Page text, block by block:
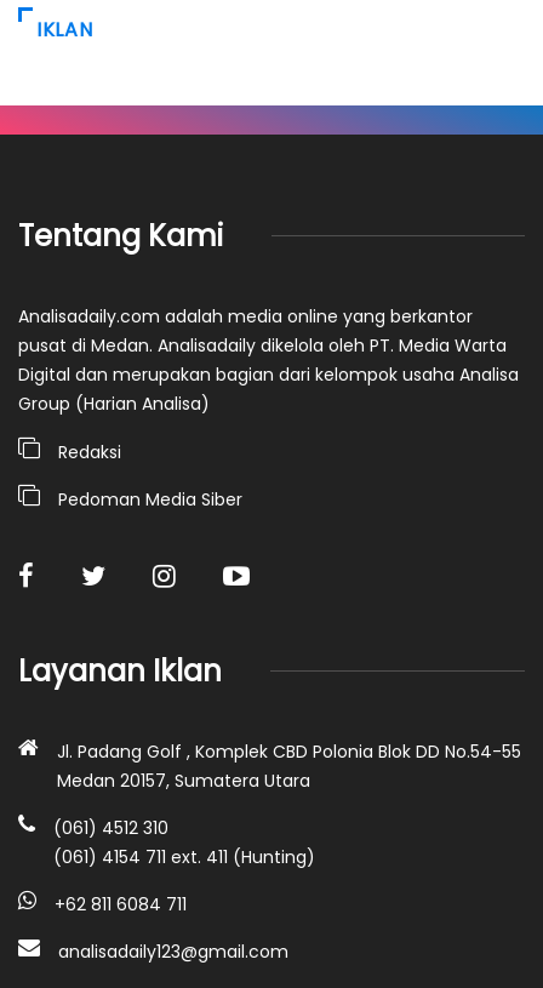
IKLAN
Tentang Kami
Analisadaily.com adalah media online yang berkantor
pusat di Medan. Analisadaily dikelola oleh PT. Media Warta
Digital dan merupakan bagian dari kelompok usaha Analisa
Group (Harian Analisa)
Redaksi
Pedoman Media Siber
Layanan Iklan
Jl. Padang Golf , Komplek CBD Polonia Blok DD No.54-55
Medan 20157, Sumatera Utara
(061) 4512 310
(061) 4154 711 ext. 411 (Hunting)
+62 811 6084 711
analisadaily123@gmail.com